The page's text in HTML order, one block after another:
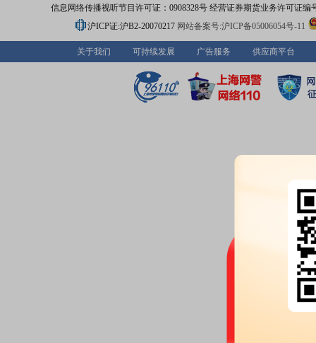
2026-04-25
员辞职的公告》
2026年04月24日公
2026年一季报归属
2026年04月24日发布《
预约披露日：
2026年第一季度
2026年04月22日发布《
股东户数：2026年04月22日公
信息网络传播视听节目许可证：0908328号 经营证券期货业务许可证编
沪ICP证:沪B2-20070217 网站备案号:沪ICP备05006054号-11
关于我们 可持续发展 广告服务 供应商平台